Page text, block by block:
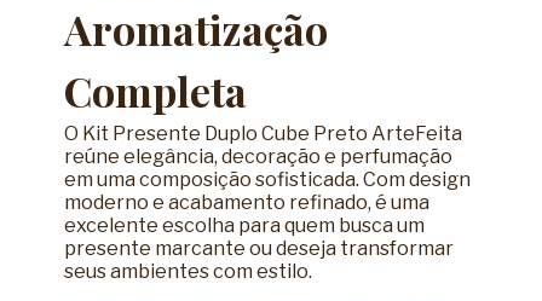
Aromatização
Completa
O Kit Presente Duplo Cube Preto ArteFeita
reúne elegância, decoração e perfumação
em uma composição sofisticada. Com design
moderno e acabamento refinado, é uma
excelente escolha para quem busca um
presente marcante ou deseja transformar
seus ambientes com estilo.